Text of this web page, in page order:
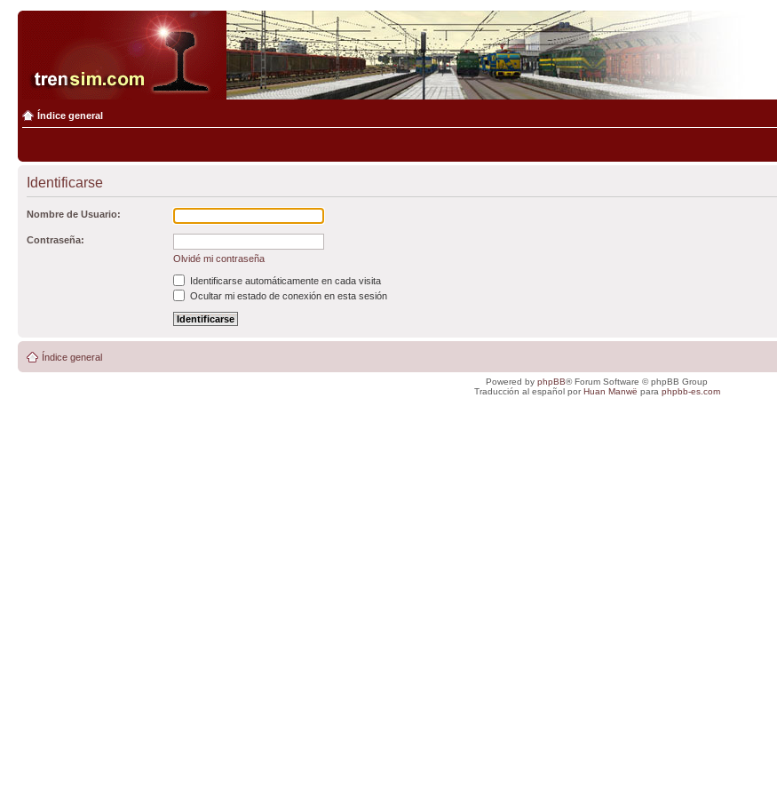
Índice general
Identificarse
Nombre de Usuario:
Contraseña:
Olvidé mi contraseña
Identificarse automáticamente en cada visita
Ocultar mi estado de conexión en esta sesión
Índice general
Powered by phpBB® Forum Software © phpBB Group
Traducción al español porHuan Manwë para phpbb-es.com